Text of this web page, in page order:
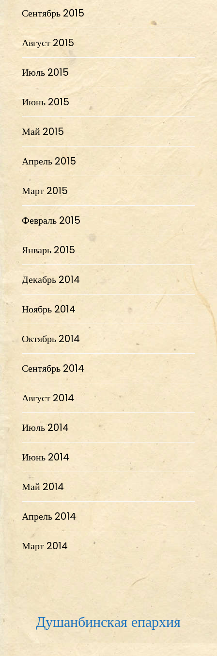
Сентябрь 2015
Август 2015
Июль 2015
Июнь 2015
Май 2015
Апрель 2015
Март 2015
Февраль 2015
Январь 2015
Декабрь 2014
Ноябрь 2014
Октябрь 2014
Сентябрь 2014
Август 2014
Июль 2014
Июнь 2014
Май 2014
Апрель 2014
Март 2014
Душанбинская епархия